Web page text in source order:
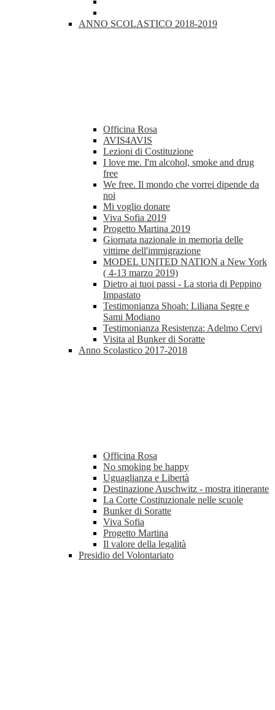
ANNO SCOLASTICO 2018-2019
Officina Rosa
AVIS4AVIS
Lezioni di Costituzione
I love me. I'm alcohol, smoke and drug
free
We free. Il mondo che vorrei dipende da
noi
Mi voglio donare
Viva Sofia 2019
Progetto Martina 2019
Giornata nazionale in memoria delle
vittime dell'immigrazione
MODEL UNITED NATION a New York
( 4-13 marzo 2019)
Dietro ai tuoi passi - La storia di Peppino
Impastato
Testimonianza Shoah: Liliana Segre e
Sami Modiano
Testimonianza Resistenza: Adelmo Cervi
Visita al Bunker di Soratte
Anno Scolastico 2017-2018
Officina Rosa
No smoking be happy
Uguaglianza e Libertà
Destinazione Auschwitz - mostra itinerante
La Corte Costituzionale nelle scuole
Bunker di Soratte
Viva Sofia
Progetto Martina
Il valore della legalità
Presidio del Volontariato